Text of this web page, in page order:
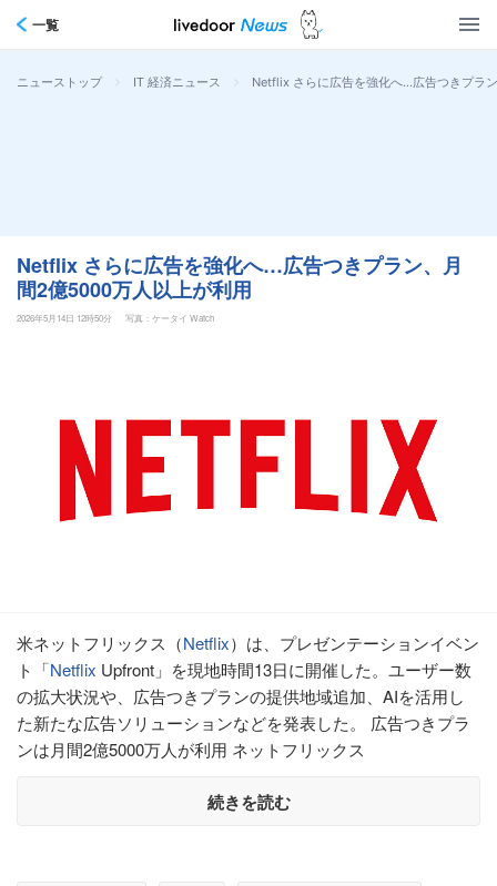
一覧
ニューストップ > IT 経済ニュース > Netflix さらに広告を強化へ…広告つきプラ
Netflix さらに広告を強化へ…広告つきプラン、月
間2億5000万人以上が利用
2026年5月14日 12時50分 写真：ケータイ Watch
米ネットフリックス（Netflix）は、プレゼンテーションイベン
ト「Netflix Upfront」を現地時間13日に開催した。ユーザー数
の拡大状況や、広告つきプランの提供地域追加、AIを活用し
た新たな広告ソリューションなどを発表した。 広告つきプラ
ンは月間2億5000万人が利用 ネットフリックス
続きを読む